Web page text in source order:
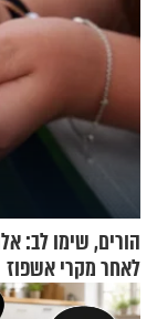
הורים, שימו לב:
לאחר מקרי אשפוז